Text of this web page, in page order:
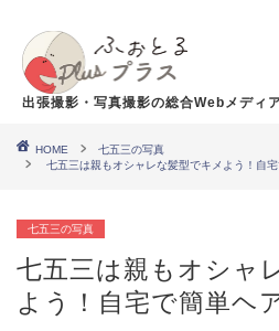
出張撮影・写真撮影の総合Webメディ
HOME
七五三の写真
七五三は親もオシャレな髪型でキメよう！自
七五三の写真
七五三は親もオシャ
よう！自宅で簡単ヘ